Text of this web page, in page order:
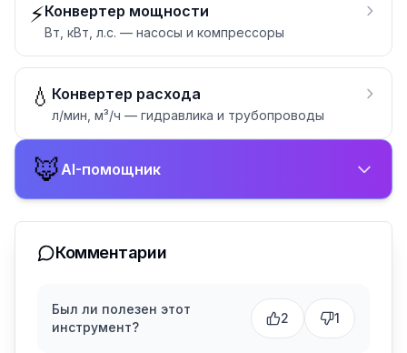
⚡Конвертер мощности
Вт, кВт, л.с. — насосы и компрессоры
💧 Конвертер расхода
л/мин, м³/ч — гидравлика и трубопроводы
🦊AI-помощник
Комментарии
Был ли полезен этот
инструмент?
2 1